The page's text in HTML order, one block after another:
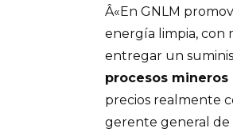
Â«En GNLM
energía limpia, con
entregar un
procesos
precios realmente
gerente general de